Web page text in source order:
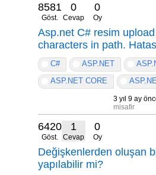
8581
Göst.
0
Cevap
0
Oy
Asp.net C# resim
characters in path.
C# ASP.NET
ASP.NET CORE
3 yıl 9 ay
misafir
6420
Göst.
1
Cevap
0
Oy
Değişkenlerden oluşan
yapılabilir mi?